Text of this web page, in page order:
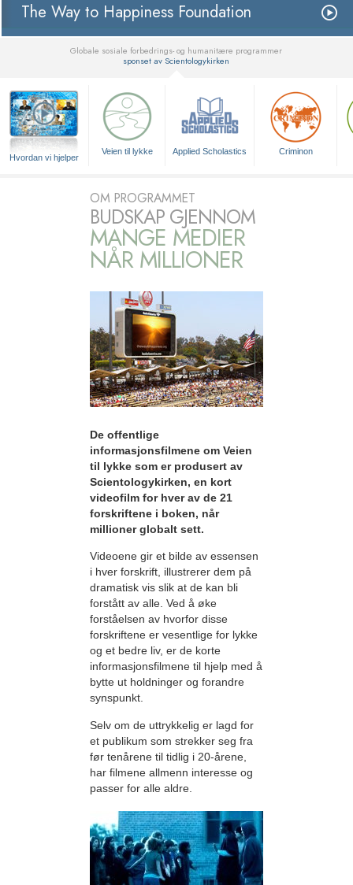
The Way to Happiness Foundation
Globale sosiale forbedrings- og humanitære programmer
sponset av Scientologykirken
Hvordan vi hjelper
Veien til lykke Applied Scholastics Criminon
OM PROGRAMMET
BUDSKAP GJENNOM
MANGE MEDIER
NÅR MILLIONER
De offentlige
informasjonsfilmene om Veien
til lykke som er produsert av
Scientologykirken, en kort
videofilm for hver av de 21
forskriftene i boken, når
millioner globalt sett.
Videoene gir et bilde av essensen
i hver forskrift, illustrerer dem på
dramatisk vis slik at de kan bli
forstått av alle. Ved å øke
forståelsen av hvorfor disse
forskriftene er vesentlige for lykke
og et bedre liv, er de korte
informasjonsfilmene til hjelp med å
bytte ut holdninger og forandre
synspunkt.
Selv om de uttrykkelig er lagd for
et publikum som strekker seg fra
før tenårene til tidlig i 20-årene,
har filmene allmenn interesse og
passer for alle aldre.